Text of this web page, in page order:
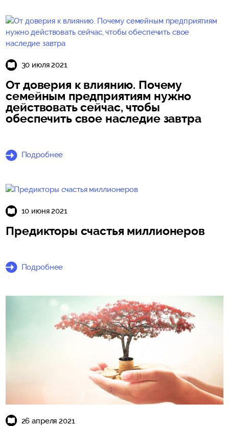
30 июля 2021
От доверия к влиянию. Почему
семейным предприятиям нужно
действовать сейчас, чтобы
обеспечить свое наследие завтра
Подробнее
10 июня 2021
Предикторы счастья миллионеров
Подробнее
26 апреля 2021